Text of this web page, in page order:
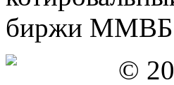
биржи
©